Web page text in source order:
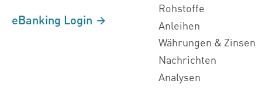
eBanking Login
Rohstoffe
Anleihen
Währungen & Zinsen
Nachrichten
Analysen